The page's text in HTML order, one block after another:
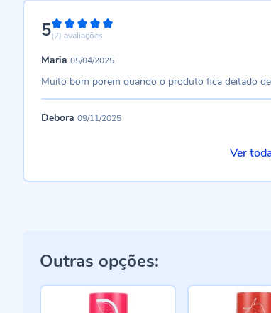
5100%
(7) avaliações
Maria 05/04/2025
Muito bom porem quando o produto fica deitado
Debora 09/11/2025
Ver
Outras opções: